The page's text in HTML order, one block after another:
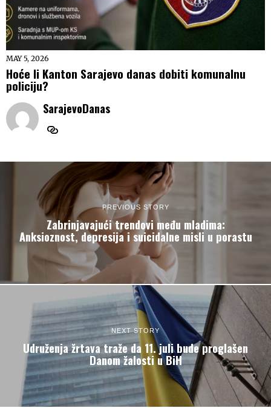
MAY 5, 2026
Hoće li Kanton Sarajevo danas dobiti komunalnu
policiju?
SarajevoDanas
PREVIOUS STORY
Zabrinjavajući trendovi među mladima:
Anksioznost, depresija i suicidalne misli u porastu
NEXT STORY
Udruženja žrtava traže da 11. juli bude proglašen
Danom žalosti u BiH